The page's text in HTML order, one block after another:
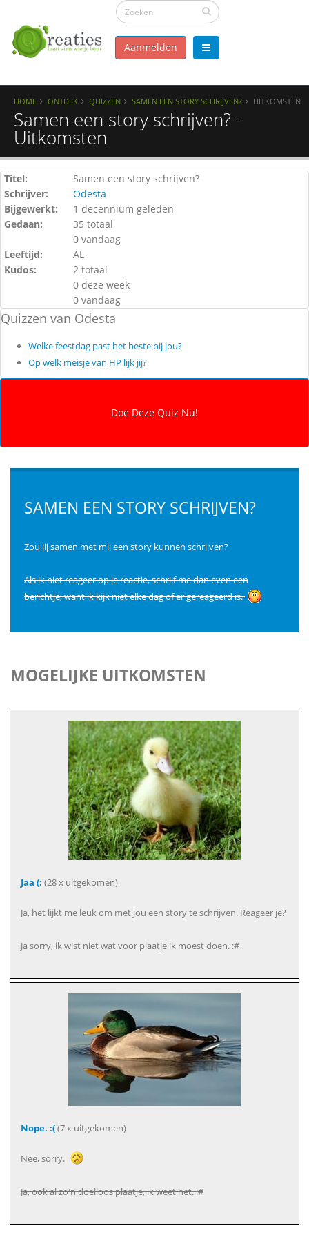
Aanmelden
HOME ONTDEK QUIZZEN SAMEN EEN STORY SCHRIJVEN? UITKOMSTEN
Samen een story schrijven? -
Uitkomsten
Titel:
Samen een story schrijven?
Schrijver:
Odesta
Bijgewerkt:
1 decennium geleden
Gedaan:
35 totaal
0 vandaag
Leeftijd:
AL
Kudos:
2 totaal
0 deze week
0 vandaag
Quizzen van Odesta
Welke feestdag past het beste bij jou?
Op welk meisje van HP lijk jij?
SAMEN EEN STORY SCHRIJVEN?
Zou jij samen met mij een story kunnen schrijven?
Als ik niet reageer op je reactie, schrijf me dan even een
berichtje, want ik kijk niet elke dag of er gereageerd is.
MOGELIJKE UITKOMSTEN
Jaa (: (28 x uitgekomen)
Ja, het lijkt me leuk om met jou een story te schrijven. Reageer je?
Ja sorry, ik wist niet wat voor plaatje ik moest doen. :#
Nope. :((7 x uitgekomen)
Nee, sorry.
Ja, ook al zo'n doelloos plaatje, ik weet het. :#